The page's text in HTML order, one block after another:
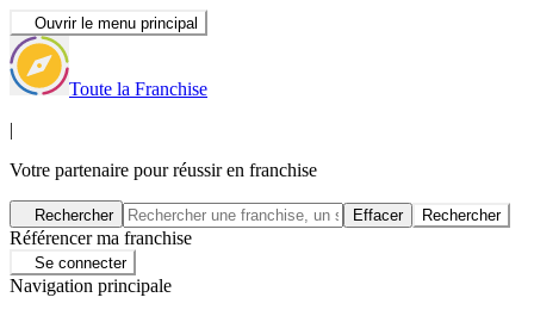
Ouvrir le menu principal
Toute la Franchise
|
Votre partenaire pour réussir en franchise
Rechercher Effacer Rechercher
Référencer ma franchise
Se connecter
Navigation principale